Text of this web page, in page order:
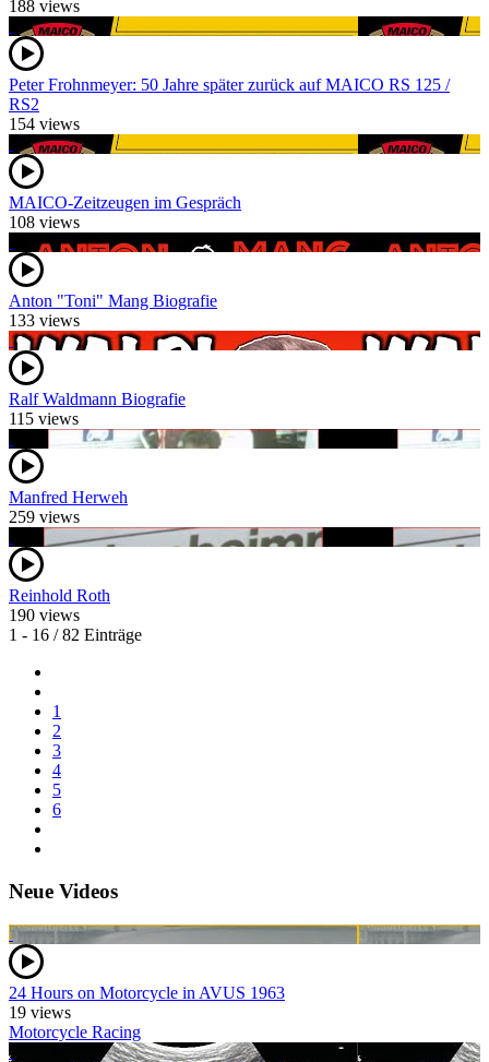
188 views
Peter Frohnmeyer: 50 Jahre später zurück auf MAICO RS 125 /
RS2
154 views
MAICO-Zeitzeugen im Gespräch
108 views
Anton "Toni" Mang Biografie
133 views
Ralf Waldmann Biografie
115 views
Manfred Herweh
259 views
Reinhold Roth
190 views
1 - 16 / 82 Einträge
1
2
3
4
5
6
Neue Videos
24 Hours on Motorcycle in AVUS 1963
19 views
Motorcycle Racing